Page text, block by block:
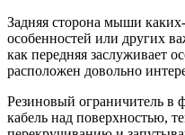
Задняя сторона мыши
особенностей или других
как передняя заслуживает
расположен довольно
Резиновый ограничитель в
кабель над поверхностью,